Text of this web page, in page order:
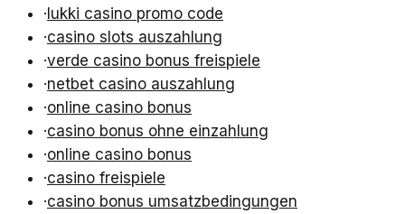
·lukki casino promo code
·casino slots auszahlung
·verde casino bonus freispiele
·netbet casino auszahlung
·online casino bonus
·casino bonus ohne einzahlung
·online casino bonus
·casino freispiele
·casino bonus umsatzbedingungen